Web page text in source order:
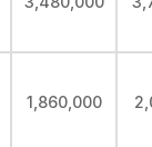
1,860,000